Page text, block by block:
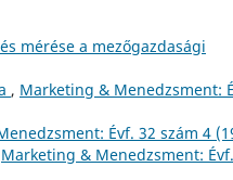
mérése a mezőgazdasági
, Marketing & Menedzsment:
Évf. 32 szám 4
Marketing & Menedzsment: